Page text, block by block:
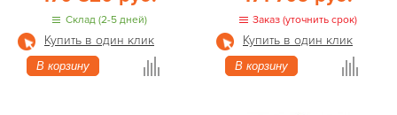
Склад (2-5 дней)
Купить в один клик
В корзину
Заказ (уточнить срок)
Купить в один клик
В корзину